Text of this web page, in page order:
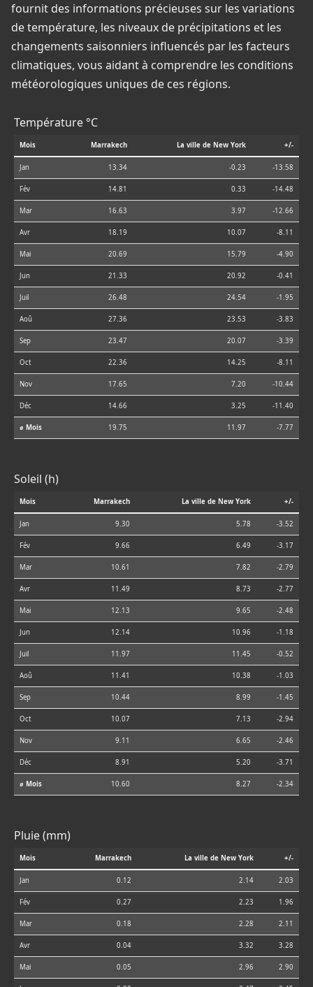
fournit des informations précieuses sur les variations
de température, les niveaux de précipitations et les
changements saisonniers influencés par les facteurs
climatiques, vous aidant à comprendre les conditions
météorologiques uniques de ces régions.
Température °C
Mois Marrakech La ville de New York +/-
Jan 13.34 -0.23 -13.58
Fév 14.81 0.33 -14.48
Mar 16.63 3.97 -12.66
Avr 18.19 10.07 -8.11
Mai 20.69 15.79 -4.90
Jun 21.33 20.92 -0.41
Juil 26.48 24.54 -1.95
Aoû 27.36 23.53 -3.83
Sep 23.47 20.07 -3.39
Oct 22.36 14.25 -8.11
Nov 17.65 7.20 -10.44
Déc 14.66 3.25 -11.40
⌀ Mois 19.75 11.97 -7.77
Soleil (h)
Mois Marrakech La ville de New York +/-
Jan 9.30 5.78 -3.52
Fév 9.66 6.49 -3.17
Mar 10.61 7.82 -2.79
Avr 11.49 8.73 -2.77
Mai 12.13 9.65 -2.48
Jun 12.14 10.96 -1.18
Juil 11.97 11.45 -0.52
Aoû 11.41 10.38 -1.03
Sep 10.44 8.99 -1.45
Oct 10.07 7.13 -2.94
Nov 9.11 6.65 -2.46
Déc 8.91 5.20 -3.71
⌀ Mois 10.60 8.27 -2.34
Pluie (mm)
Mois Marrakech La ville de New York +/-
Jan 0.12 2.14 2.03
Fév 0.27 2.23 1.96
Mar 0.18 2.28 2.11
Avr 0.04 3.32 3.28
Mai 0.05 2.96 2.90